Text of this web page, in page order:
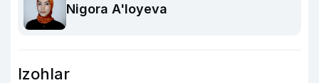
Nigora A'loyeva
Izohlar